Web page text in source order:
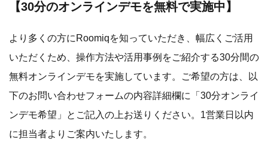
【30分のオンラインデモを無料で実施中】
より多くの方にRoomiqを知っていただき、幅広くご活用
いただくため、操作方法や活用事例をご紹介する30分間の
無料オンラインデモを実施しています。ご希望の方は、以
下のお問い合わせフォームの内容詳細欄に「30分オンライ
ンデモ希望」とご記入の上お送りください。1営業日以内
に担当者よりご案内いたします。